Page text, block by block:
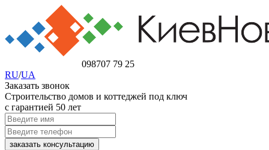
098707 79 25
RU/UA
Заказать звонок
Строительство домов и коттеджей под ключ
с гарантией 50 лет